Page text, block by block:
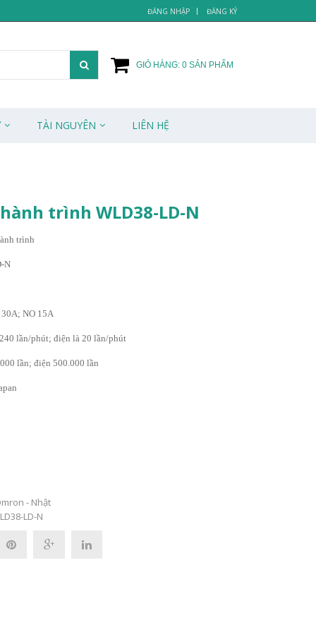
ĐĂNG NHẬP ĐĂNG KÝ
GIỎ HÀNG: 0 SẢN PHẨM
TÀI NGUYÊN LIÊN HỆ
trình WLD38-LD-N
trình
N
NO 15A
lần/phút; điện là 20 lần/phút
lần; điện 500.000 lần
- Nhật
LD-N